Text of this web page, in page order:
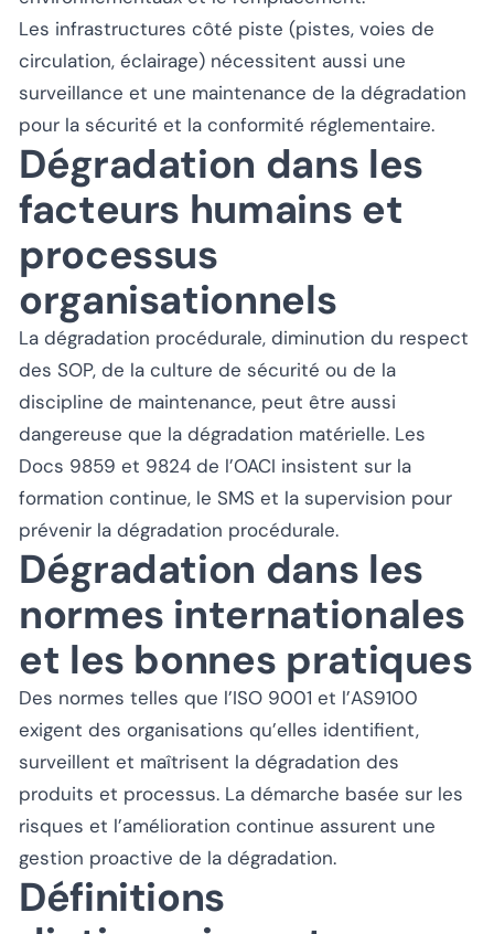
Les infrastructures côté piste (pistes, voies de
circulation, éclairage) nécessitent aussi une
surveillance et une maintenance de la dégradation
pour la sécurité et la conformité réglementaire.
Dégradation dans les
facteurs humains et
processus
organisationnels
La dégradation procédurale, diminution du respect
des SOP, de la culture de sécurité ou de la
discipline de maintenance, peut être aussi
dangereuse que la dégradation matérielle. Les
Docs 9859 et 9824 de l’OACI insistent sur la
formation continue, le SMS et la supervision pour
prévenir la dégradation procédurale.
Dégradation dans les
normes internationales
et les bonnes pratiques
Des normes telles que l’ISO 9001 et l’AS9100
exigent des organisations qu’elles identifient,
surveillent et maîtrisent la dégradation des
produits et processus. La démarche basée sur les
risques et l’amélioration continue assurent une
gestion proactive de la dégradation.
Définitions